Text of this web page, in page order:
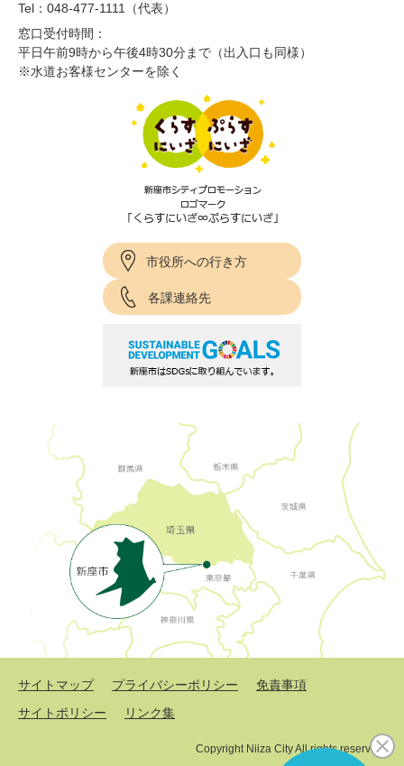
Tel：048-477-1111（代表）
窓口受付時間：
平日午前9時から午後4時30分まで（出入口も同様）
※水道お客様センターを除く
市役所への行き方
各課連絡先
サイトマップ プライバシーポリシー
免責事項
サイトポリシー
リンク集
Copyright Niiza City All rights reserved.